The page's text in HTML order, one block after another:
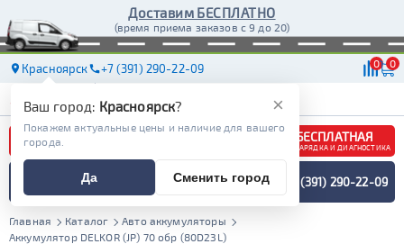
Доставим БЕСПЛАТНО
(время приема заказов с 9 до 20)
Красноярск +7 (391) 290-22-09 0 0
АКБ ДОСТАВКА
БЕСПЛАТНАЯ
ЗАРЯДКА И ДИАГНОСТИКА
ПОДБОР АККУМУЛЯТОРА
СПЕЦИАЛИСТОМ +7 (391) 290-22-09
Главная Каталог
Авто аккумуляторы
Аккумулятор DELKOR (JP) 70 обр (80D23L)
×
Ваш город: Красноярск?
Покажем актуальные цены и наличие для вашего
города.
Да Сменить город